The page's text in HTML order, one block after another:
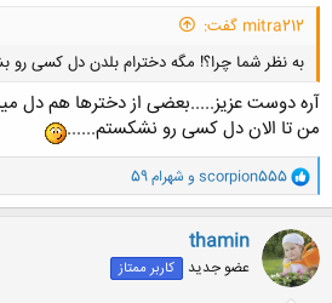
mitra212 گفت:
به نظر شما چرا؟! مگه دخترام بلدن دل کسی رو
آره دوست عزیز.....بعضی از دخترها هم دل
من تا الان دل کسی رو نشکستم......
و
ا
ک
ن
ش
ه
ا
scorpion555 و شهرام 59
thamin
عضو جدید کاربر ممتاز